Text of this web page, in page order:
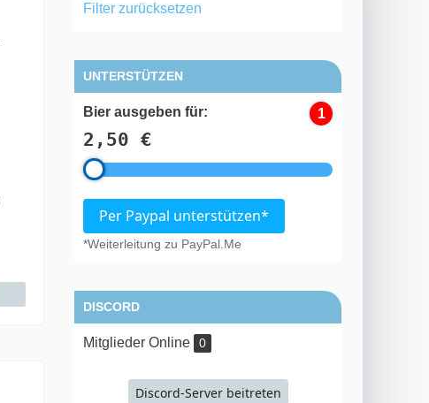
Filter zurücksetzen
UNTERSTÜTZEN
Bier ausgeben für:
2,50 €
1
Per Paypal unterstützen*
*Weiterleitung zu PayPal.Me
DISCORD
Mitglieder Online 0
Discord-Server beitreten